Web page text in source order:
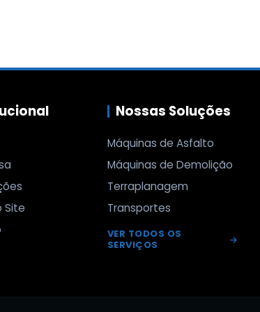
Site
Nossas Soluções
Máquinas de Asfalto
Máquinas de Demolição
Terraplanagem
Transportes
VER TODOS OS
SERVIÇOS